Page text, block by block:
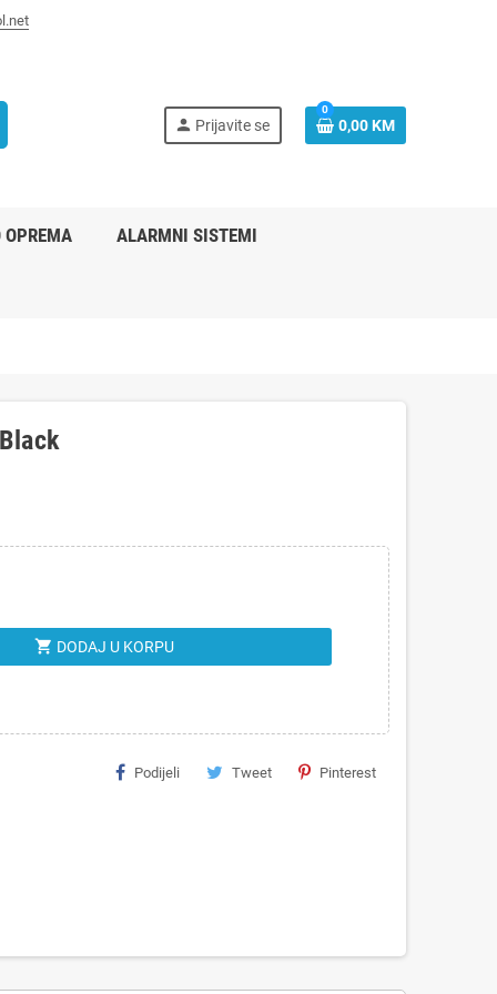
person Prijavite se
0
0,00 KM
ALARMNI SISTEMI
shopping_cart DODAJ U KORPU
Podijeli Tweet Pinterest